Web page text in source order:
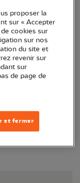
proposer la
sur « Accepter
cookies sur
sur nos
du site et
revenir sur
sur
de page de
et fermer